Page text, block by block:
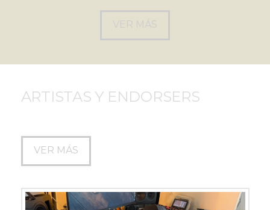
VER MÁS
ARTISTAS Y ENDORSERS
VER MÁS